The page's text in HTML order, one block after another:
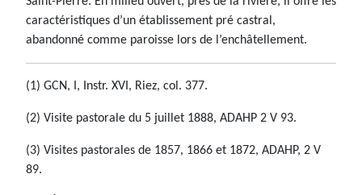
caractéristiques d’un établissement pré castral,
abandonné comme paroisse lors de l’enchâtellement.
(1) GCN, I, Instr. XVI, Riez, col. 377.
(2) Visite pastorale du 5 juillet 1888, ADAHP 2 V 93.
(3) Visites pastorales de 1857, 1866 et 1872, ADAHP, 2 V
89.